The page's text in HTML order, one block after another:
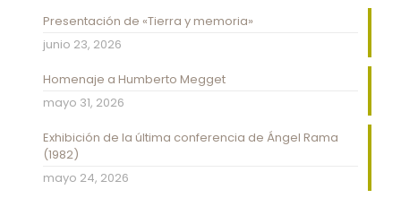
Presentación de «Tierra y memoria»
junio 23, 2026
Homenaje a Humberto Megget
mayo 31, 2026
Exhibición de la última conferencia de Ángel Rama
(1982)
mayo 24, 2026